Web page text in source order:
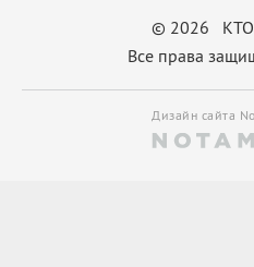
© 2026
Все права
Дизайн сайта